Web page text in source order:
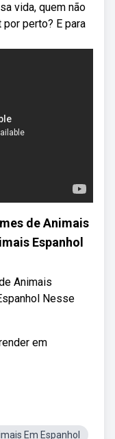
vida, quem não
perto? E para
de Animais
Espanhol
Animais
Nesse
em
Em Espanhol